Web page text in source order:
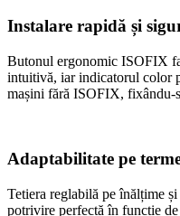
Instalare rapidă și
Butonul ergonomic ISOFIX
intuitivă, iar indicatorul color
mașini fără ISOFIX, fixându-
Adaptabilitate pe
Tetiera reglabilă pe înălțime
potrivire perfectă în funcție